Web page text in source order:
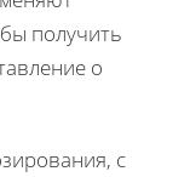
получить
о
с